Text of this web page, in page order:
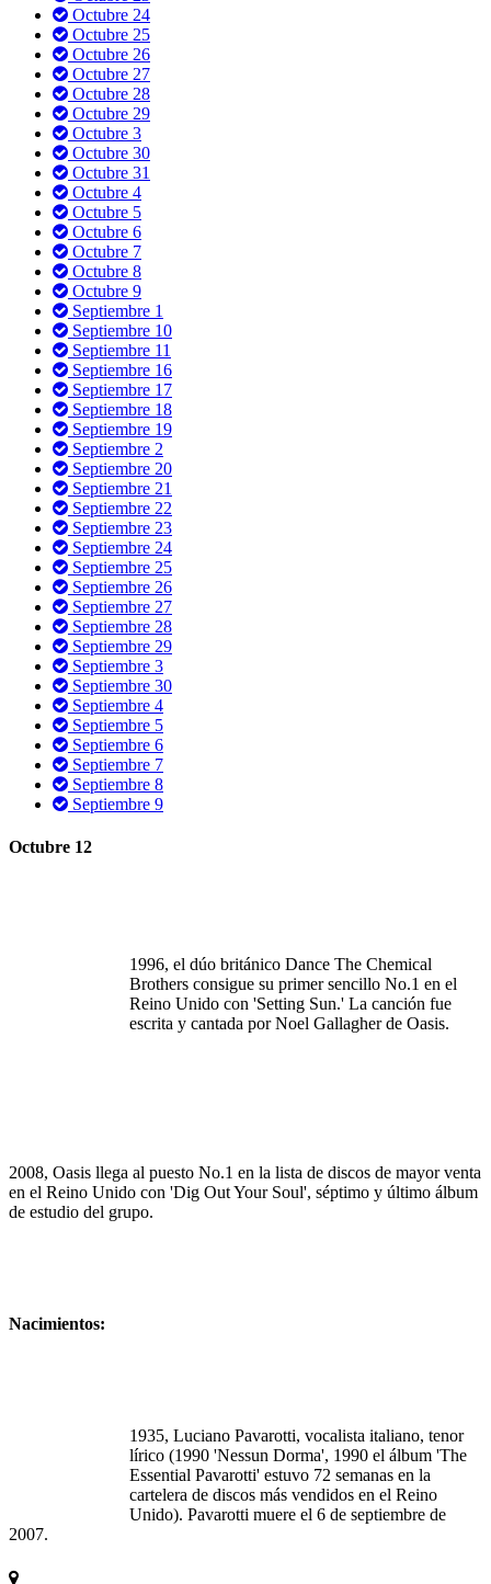
Octubre 24
Octubre 25
Octubre 26
Octubre 27
Octubre 28
Octubre 29
Octubre 3
Octubre 30
Octubre 31
Octubre 4
Octubre 5
Octubre 6
Octubre 7
Octubre 8
Octubre 9
Septiembre 1
Septiembre 10
Septiembre 11
Septiembre 16
Septiembre 17
Septiembre 18
Septiembre 19
Septiembre 2
Septiembre 20
Septiembre 21
Septiembre 22
Septiembre 23
Septiembre 24
Septiembre 25
Septiembre 26
Septiembre 27
Septiembre 28
Septiembre 29
Septiembre 3
Septiembre 30
Septiembre 4
Septiembre 5
Septiembre 6
Septiembre 7
Septiembre 8
Septiembre 9
Octubre 12
1996, el dúo británico Dance The Chemical
Brothers consigue su primersencillo No.1 en el
Reino Unido con 'Setting Sun.' La canción fue
escrita y cantada porNoel Gallagher de Oasis.
2008, Oasis llega al puesto No.1 en la lista de discos de mayorventa
en el Reino Unido con 'Dig Out Your Soul', séptimo y último álbum
de estudio del grupo.
Nacimientos:
1935, Luciano Pavarotti, vocalista italiano, tenor
lírico (1990 'Nessun Dorma', 1990 el álbum 'The
Essential Pavarotti' estuvo 72 semanas en la
cartelera de discos más vendidos en el Reino
Unido). Pavarotti muere el 6 de septiembre de
2007.